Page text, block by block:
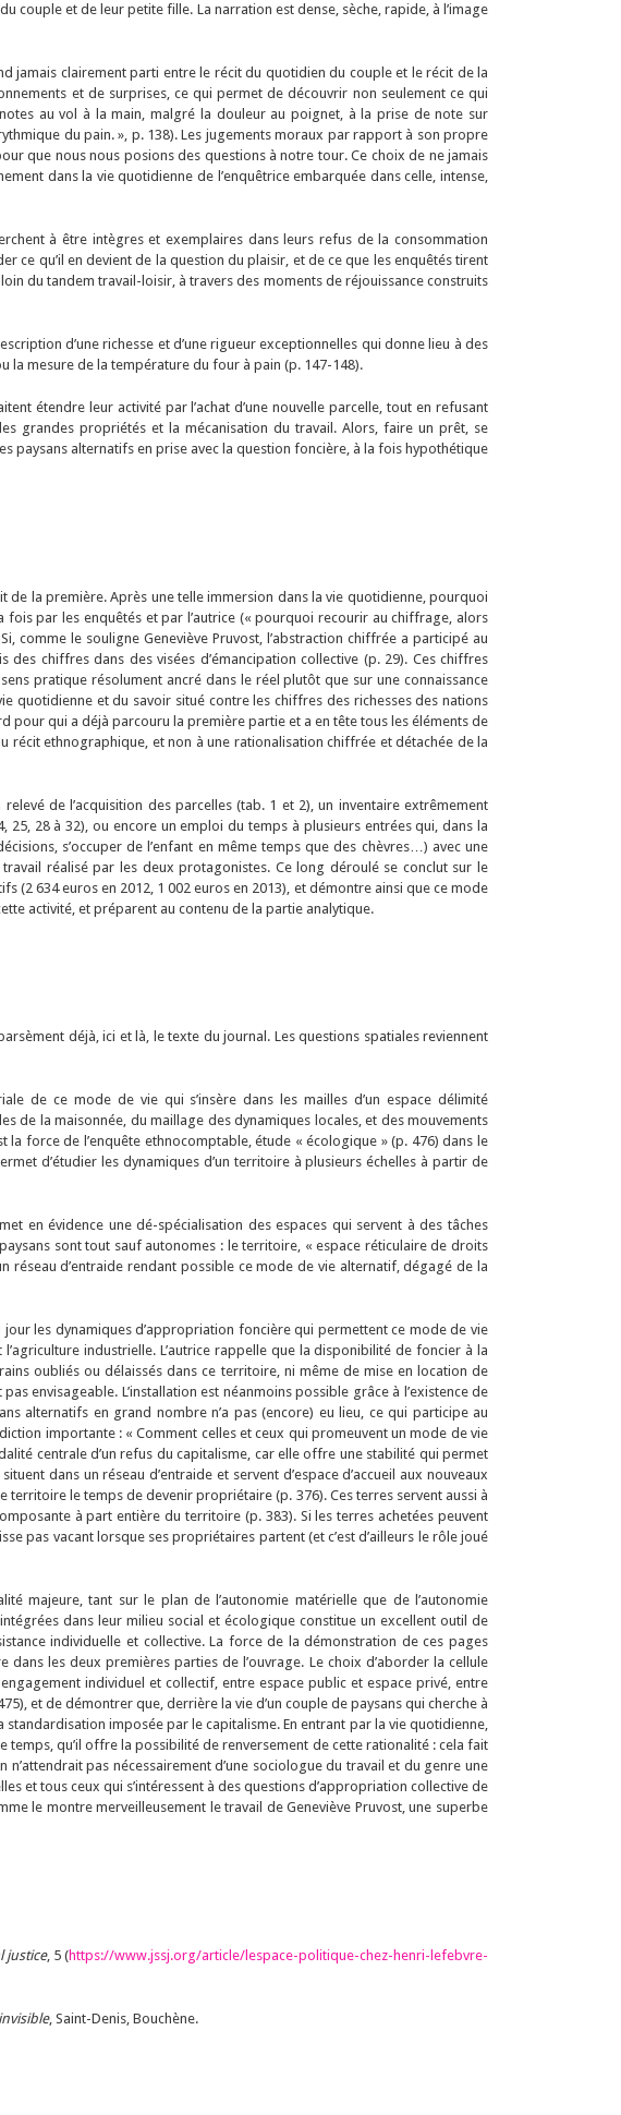
couple et de leur petite fille. La narration est dense, sèche, rapide, à l’image
jamais clairement parti entre le récit du quotidien du couple et le récit de la
et de surprises, ce qui permet de découvrir non seulement ce qui
au vol à la main, malgré la douleur au poignet, à la prise de note sur
du pain. », p. 138). Les jugements moraux par rapport à son propre
que nous nous posions des questions à notre tour. Ce choix de ne jamais
dans la vie quotidienne de l’enquêtrice embarquée dans celle, intense,
à être intègres et exemplaires dans leurs refus de la consommation
ce qu’il en devient de la question du plaisir, et de ce que les enquêtés tirent
du tandem travail-loisir, à travers des moments de réjouissance construits
d’une richesse et d’une rigueur exceptionnelles qui donne lieu à des
la mesure de la température du four à pain (p. 147-148).
étendre leur activité par l’achat d’une nouvelle parcelle, tout en refusant
grandes propriétés et la mécanisation du travail. Alors, faire un prêt, se
paysans alternatifs en prise avec la question foncière, à la fois hypothétique
de la première. Après une telle immersion dans la vie quotidienne, pourquoi
fois par les enquêtés et par l’autrice (« pourquoi recourir au chiffrage, alors
comme le souligne Geneviève Pruvost, l’abstraction chiffrée a participé au
chiffres dans des visées d’émancipation collective (p. 29). Ces chiffres
pratique résolument ancré dans le réel plutôt que sur une connaissance
quotidienne et du savoir situé contre les chiffres des richesses des nations
pour qui a déjà parcouru la première partie et a en tête tous les éléments de
récit ethnographique, et non à une rationalisation chiffrée et détachée de la
de l’acquisition des parcelles (tab. 1 et 2), un inventaire extrêmement
28 à 32), ou encore un emploi du temps à plusieurs entrées qui, dans la
s’occuper de l’enfant en même temps que des chèvres…) avec une
réalisé par les deux protagonistes. Ce long déroulé se conclut sur le
(2 634 euros en 2012, 1 002 euros en 2013), et démontre ainsi que ce mode
activité, et préparent au contenu de la partie analytique.
déjà, ici et là, le texte du journal. Les questions spatiales reviennent
de ce mode de vie qui s’insère dans les mailles d’un espace délimité
de la maisonnée, du maillage des dynamiques locales, et des mouvements
force de l’enquête ethnocomptable, étude « écologique » (p. 476) dans le
d’étudier les dynamiques d’un territoire à plusieurs échelles à partir de
en évidence une dé-spécialisation des espaces qui servent à des tâches
sont tout sauf autonomes : le territoire, « espace réticulaire de droits
réseau d’entraide rendant possible ce mode de vie alternatif, dégagé de la
les dynamiques d’appropriation foncière qui permettent ce mode de vie
industrielle. L’autrice rappelle que la disponibilité de foncier à la
oubliés ou délaissés dans ce territoire, ni même de mise en location de
envisageable. L’installation est néanmoins possible grâce à l’existence de
alternatifs en grand nombre n’a pas (encore) eu lieu, ce qui participe au
importante : « Comment celles et ceux qui promeuvent un mode de vie
centrale d’un refus du capitalisme, car elle offre une stabilité qui permet
dans un réseau d’entraide et servent d’espace d’accueil aux nouveaux
le temps de devenir propriétaire (p. 376). Ces terres servent aussi à
à part entière du territoire (p. 383). Si les terres achetées peuvent
pas vacant lorsque ses propriétaires partent (et c’est d’ailleurs le rôle joué
majeure, tant sur le plan de l’autonomie matérielle que de l’autonomie
dans leur milieu social et écologique constitue un excellent outil de
individuelle et collective. La force de la démonstration de ces pages
les deux premières parties de l’ouvrage. Le choix d’aborder la cellule
individuel et collectif, entre espace public et espace privé, entre
et de démontrer que, derrière la vie d’un couple de paysans qui cherche à
imposée par le capitalisme. En entrant par la vie quotidienne,
temps, qu’il offre la possibilité de renversement de cette rationalité : cela fait
pas nécessairement d’une sociologue du travail et du genre une
et tous ceux qui s’intéressent à des questions d’appropriation collective de
le montre merveilleusement le travail de Geneviève Pruvost, une superbe
justice, 5 (https://www.jssj.org/article/lespace-politique-chez-henri-lefebvre-
, Saint-Denis, Bouchène.